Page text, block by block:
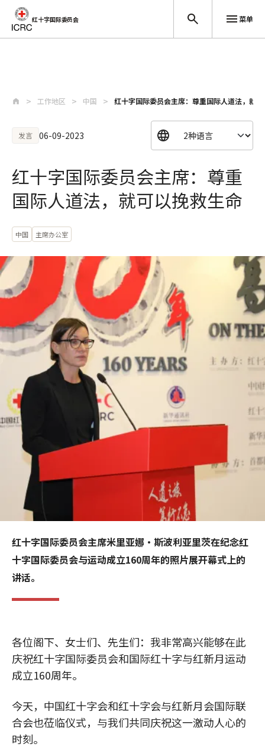
红十字国际委员会 菜单
工作地区 中国 红十字国际委员会主席：尊重国际人道法，就
发言 06-09-2023
红十字国际委员会主席：尊重
国际人道法，就可以挽救生命
中国 主席办公室
红十字国际委员会主席米里亚娜·斯波利亚里茨在纪念红
十字国际委员会与运动成立160周年的照片展开幕式上的
讲话。
各位阁下、女士们、先生们：我非常高兴能够在此
庆祝红十字国际委员会和国际红十字与红新月运动
成立160周年。
今天，中国红十字会和红十字会与红新月会国际联
合会也莅临仪式，与我们共同庆祝这一激动人心的
时刻。